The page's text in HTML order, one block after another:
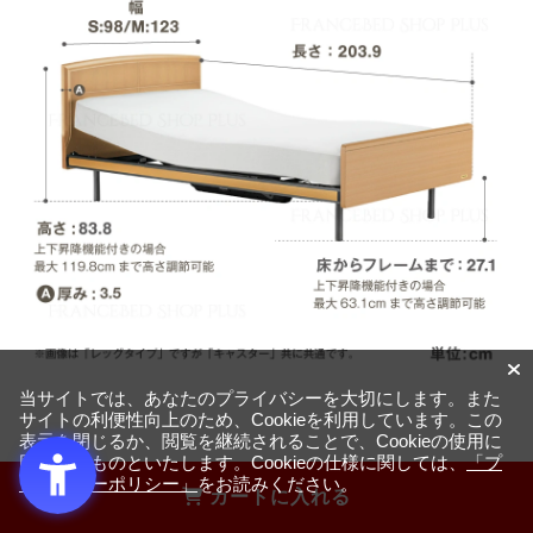
カートに入れる
フランスベッドの電動リクライニングベッ
当サイトでは、あなたのプライバシーを大切にします。また
サイトの利便性向上のため、Cookieを利用しています。この
表示を閉じるか、閲覧を継続されることで、Cookieの使用に
同意するものといたします。Cookieの仕様に関しては、「プ
ライバシーポリシー」をお読みください。